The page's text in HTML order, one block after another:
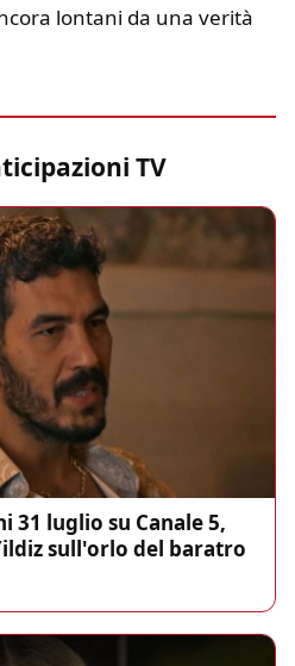
lontani da una verità
TV
31 luglio su Canale 5,
sull'orlo del baratro